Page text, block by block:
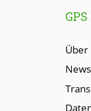
Über